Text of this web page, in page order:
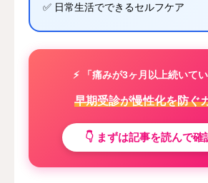
✅ 日常生活でできるセルフケア
⚡ 「痛みが3ヶ月以上続いて
早期受診が慢性化を防ぐ
👇 まずは記事を読んで確